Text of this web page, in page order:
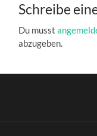
Schreibe
Du musst
abzugeben.